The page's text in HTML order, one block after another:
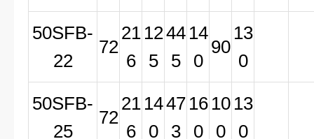
50SFB-
22
72
21
6
12
5
44
5
14
0
90
13
0
50SFB-
25
72
21
6
14
0
47
3
16
0
10
0
13
0